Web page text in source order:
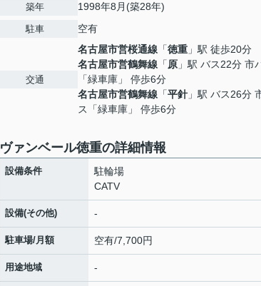
築年 1998年8月(築28年)
駐車 空有
交通
名古屋市営桜通線 「徳重 」駅 徒歩20分
名古屋市営鶴舞線 「原 」駅 バス22分 市
「緑車庫」 停歩6分
名古屋市営鶴舞線 「平針」駅 バス26分
ス「緑車庫」 停歩6分
ヴァンベール徳重の詳細情報
設備条件
駐輪場
CATV
設備(その他) -
駐車場/月額 空有/7,700円
用途地域 -